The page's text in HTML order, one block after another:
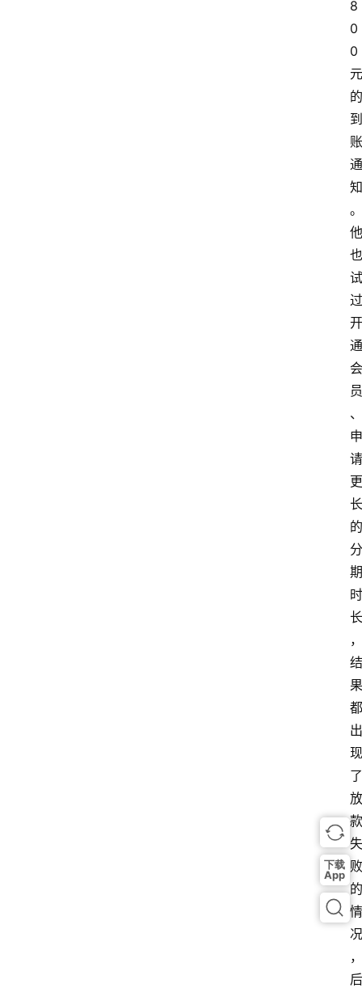
8
0
0
元
的
到
账
通
知
。
他
也
试
过
开
通
会
员
、
申
请
更
长
的
分
期
时
长
，
结
果
都
出
现
了
放
款
失
败
的
情
况
，
后
下载
App